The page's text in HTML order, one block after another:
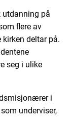
utdanning på
ﬂere av
deltar på.
seg i ulike
i
underviser,